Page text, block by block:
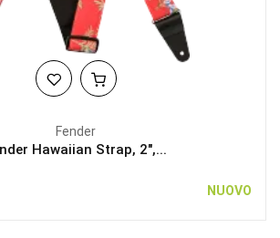
Fender
Hawaiian Strap, 2",...
NUOVO